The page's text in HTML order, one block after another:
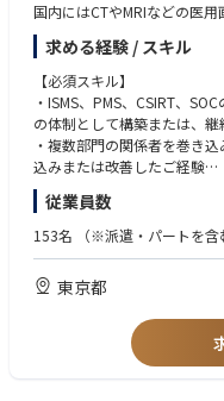
国内にはCTやMRIなどの医
用画像を診断できる医師（放
適切な診断が迅速に届く症例
た、地域によっては専門医
や遠隔画像診断は医療イン
当社は1日あたり12,000症例
の画像診断拠点となっており
います。
「世界の医療を支える目にな
り支えるため、AIなど最先
業界に貢献し続けています。
IT統制・情報セキュリティ
求める経験 / スキル
【必須スキル】
・ISMS、PMS、CSIRT、
の体制として構築または、
・複数部門の関係者を巻き
込みまたは改善したご経験
・四年制大学卒業以上
【歓迎スキル】
・ISMS、PMS、CSIRT、
・セキュリティインシデント
・SOCの内製化、外部サー
・IT全般統制の設計、評価
・情報セキュリティリスク
・規程、基準、手順、ガイ
従業員数
153名 （※派遣・パートを含
東京都